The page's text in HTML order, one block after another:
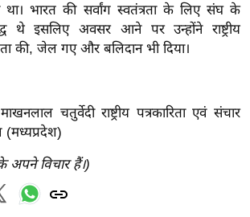
भारत की सर्वांग स्वतंत्रता के लिए संघ के
थे इसलिए अवसर आने पर उन्होंने राष्ट्रीय
की, जेल गए और बलिदान भी दिया।
चतुर्वेदी राष्ट्रीय पत्रकारिता एवं संचार
(मध्यप्रदेश)
विचार हैं।)